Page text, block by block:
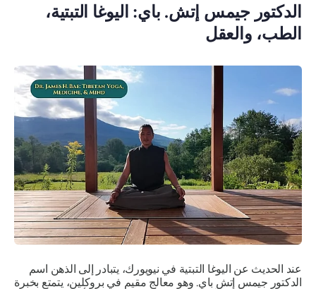
الدكتور جيمس إتش. باي: اليوغا التبتية،
الطب، والعقل
عند الحديث عن اليوغا التبتية في نيويورك، يتبادر إلى الذهن اسم
الدكتور جيمس إتش باي. وهو معالج مقيم في بروكلين، يتمتع بخبرة